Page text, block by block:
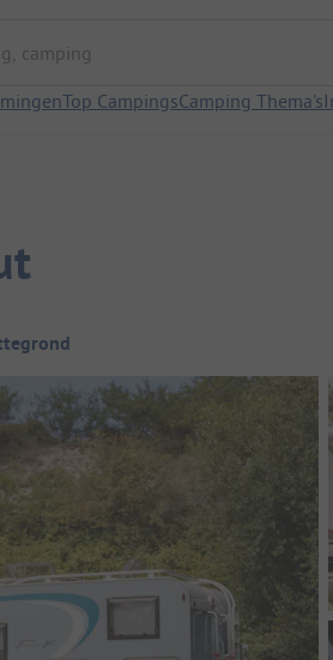
Top CampingsCamping Thema's